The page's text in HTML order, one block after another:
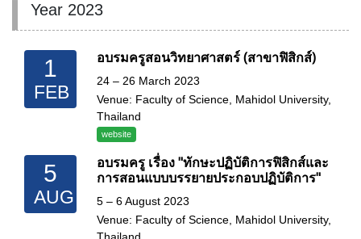
Year 2023
1
FEB
อบรมครูสอนวิทยาศาสตร์ (สาขาฟิสิกส์)
24 – 26 March 2023
Venue: Faculty of Science, Mahidol University,
Thailand
website
5
AUG
อบรมครู เรื่อง "ทักษะปฏิบัติการฟิสิกส์และ
การสอนแบบบรรยายประกอบปฏิบัติการ"
5 – 6 August 2023
Venue: Faculty of Science, Mahidol University,